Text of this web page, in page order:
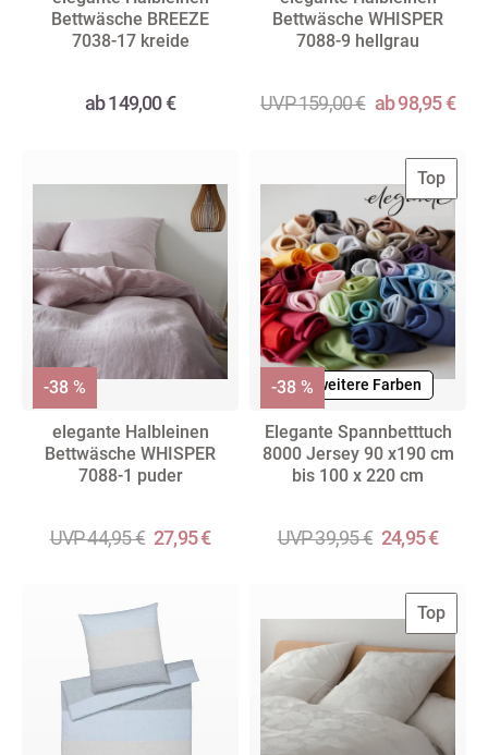
Bettwäsche BREEZE
7038-17 kreide
ab 149,00 €
Bettwäsche WHISPER
7088-9 hellgrau
UVP 159,00 € ab 98,95 €
elegante Halbleinen
Bettwäsche WHISPER
7088-1 puder
UVP 44,95 € 27,95 €
-38 %
Top
+ weitere Farben
Elegante Spannbetttuch
8000 Jersey 90 x190 cm
bis 100 x 220 cm
UVP 39,95 € 24,95 €
-38 %
Top